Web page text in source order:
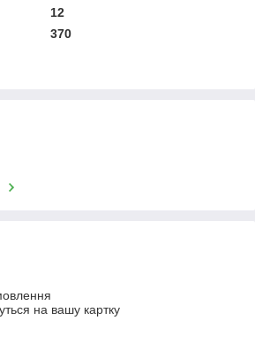
12
370
на вашу картку